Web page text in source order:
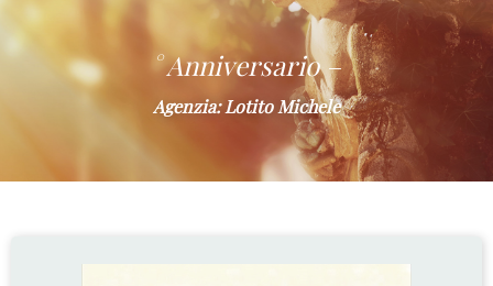
° Anniversario –
Agenzia: Lotito Michele